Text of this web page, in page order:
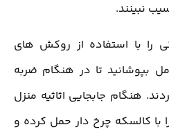
.
با استفاده از روکش های
تا در هنگام ضربه
هنگام جابجایی اثاثیه منزل
کالسکه چرخ دار حمل کرده و